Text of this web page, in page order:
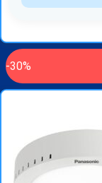
-30%